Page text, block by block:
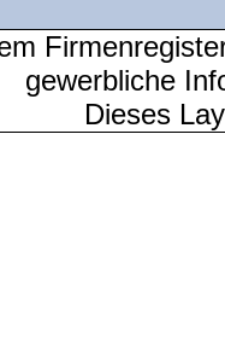
gewerbliche
Dieses